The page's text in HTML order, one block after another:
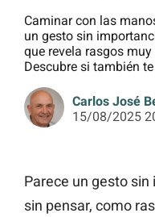
Caminar con las
un gesto sin
que revela rasgos
Descubre si también
Carlos José
15/08/2025
Parece un gesto
sin pensar, como